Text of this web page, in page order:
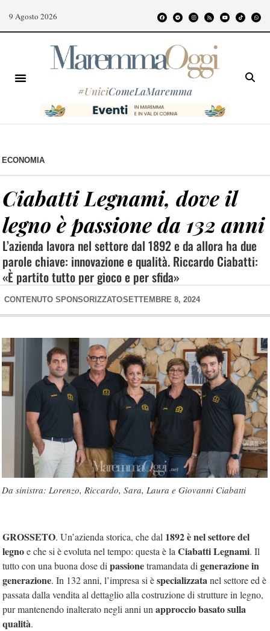
9 Agosto 2026
#UniciComeLaMaremma
ECONOMIA
Ciabatti Legnami, dove il
legno è passione da 132 anni
L’azienda lavora nel settore dal 1892 e da allora ha due
parole chiave: innovazione e qualità. Riccardo Ciabatti:
«È partito tutto per gioco e per sfida»
CONTENUTO SPONSORIZZATOSETTEMBRE 8, 2024
Da sinistra: Lorenzo, Riccardo, Sara, Laura e Giovanni Ciabatti
GROSSETO. Un’azienda storica, che dal 1892 è nel settore del
legnoe che si è evoluta nel tempo: questa è la Ciabatti Legnami. Il
tutto con una buona dose di passionetramandata di generazione in
generazione. In 132 anni, l’impresa si èspecializzatanel settore ed è
passata dalla vendita al dettaglio alla costruzione di strutture in legno,
pur mantenendo inalterato negli anni un approccio basato sulla
qualità.